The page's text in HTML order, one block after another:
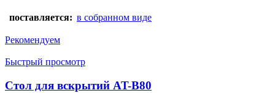
поставляется: в собранном виде
Рекомендуем
Быстрый просмотр
Стол для вскрытий AT-B80